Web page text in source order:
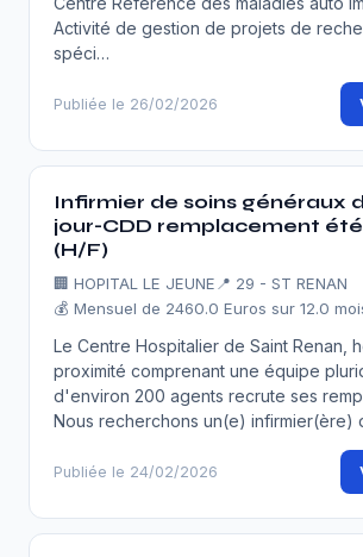
Activité de gestion de projets de
spéci…
Publiée le 26/02/2026
Infirmier de soins généraux
jour-CDD remplacement
(H/F)
🏢 HOPITAL LE JEUNE 📍 29 - ST RENAN
💰 Mensuel de 2460.0 Euros sur 12.0
Le Centre Hospitalier de Saint Renan,
proximité comprenant une équipe
d'environ 200 agents recrute ses
Nous recherchons un(e) infirmier(ère)
Publiée le 24/02/2026